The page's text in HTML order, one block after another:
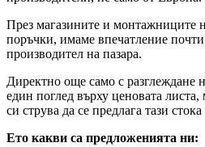
През магазините и монтажниците
поръчки, имаме впечатление
производител на пазара.
Директно още само с разглеждане
един поглед върху ценовата
си струва да се предлага тази
Ето какви са предложенията ни: